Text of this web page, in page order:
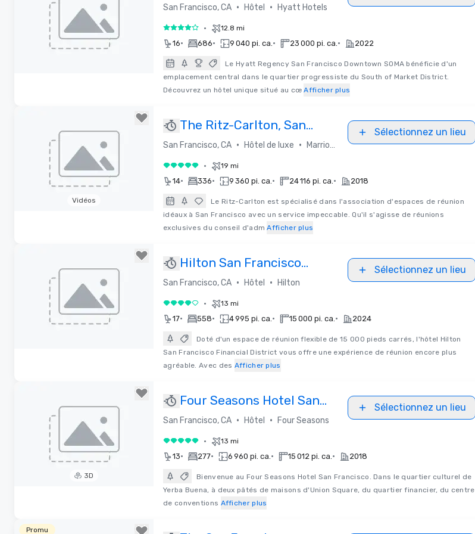
Francisco Downtown
SOMA
San Francisco, CA • Hôtel • Hyatt Hotels
4 sur 5 • 12.8 mi
16• 686• 9 040 pi. ca.• 23 000 pi. ca.• 2022
Le Hyatt Regency San Francisco Downtown SOMA bénéficie d'un
emplacement central dans le quartier progressiste du South of Market District.
Découvrez un hôtel unique situé au cœ Afficher plus
Vidéos
The Ritz-Carlton, San
Francisco
San Francisco, CA • Hôtel de luxe • Marriott Bonvoy
Sélectionnez un lieu
5 sur 5 • 19 mi
14• 336• 9 360 pi. ca.• 24 116 pi. ca.• 2018
Le Ritz-Carlton est spécialisé dans l'association d'espaces de réunion
idéaux à San Francisco avec un service impeccable. Qu'il s'agisse de réunions
exclusives du conseil d'adm Afficher plus
Hilton San Francisco
Financial District
San Francisco, CA • Hôtel • Hilton
Sélectionnez un lieu
4 sur 5 • 13 mi
17• 558• 4 995 pi. ca.• 15 000 pi. ca.• 2024
Doté d'un espace de réunion flexible de 15 000 pieds carrés, l'hôtel Hilton
San Francisco Financial District vous offre une expérience de réunion encore plus
agréable. Avec des Afficher plus
3D
Four Seasons Hotel San
Francisco
San Francisco, CA • Hôtel • Four Seasons
Sélectionnez un lieu
5 sur 5 • 13 mi
13• 277• 6 960 pi. ca.• 15 012 pi. ca.• 2018
Bienvenue au Four Seasons Hotel San Francisco. Dans le quartier culturel de
Yerba Buena, à deux pâtés de maisons d'Union Square, du quartier financier, du centre
de conventions Afficher plus
Promu